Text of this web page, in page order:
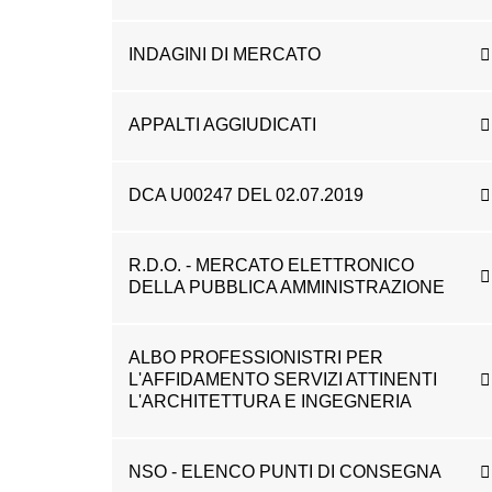
INDAGINI DI MERCATO
APPALTI AGGIUDICATI
DCA U00247 DEL 02.07.2019
R.D.O. - MERCATO ELETTRONICO
DELLA PUBBLICA AMMINISTRAZIONE
ALBO PROFESSIONISTRI PER
L'AFFIDAMENTO SERVIZI ATTINENTI
L'ARCHITETTURA E INGEGNERIA
NSO - ELENCO PUNTI DI CONSEGNA